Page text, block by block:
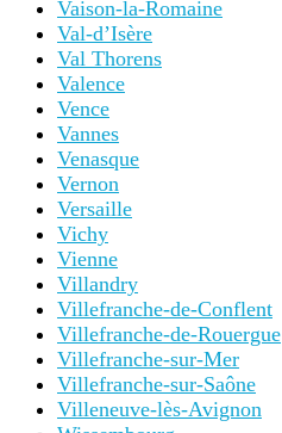
Vaison-la-Romaine
Val-d’Isère
Val Thorens
Valence
Vence
Vannes
Venasque
Vernon
Versaille
Vichy
Vienne
Villandry
Villefranche-de-Conflent
Villefranche-de-Rouergue
Villefranche-sur-Mer
Villefranche-sur-Saône
Villeneuve-lès-Avignon